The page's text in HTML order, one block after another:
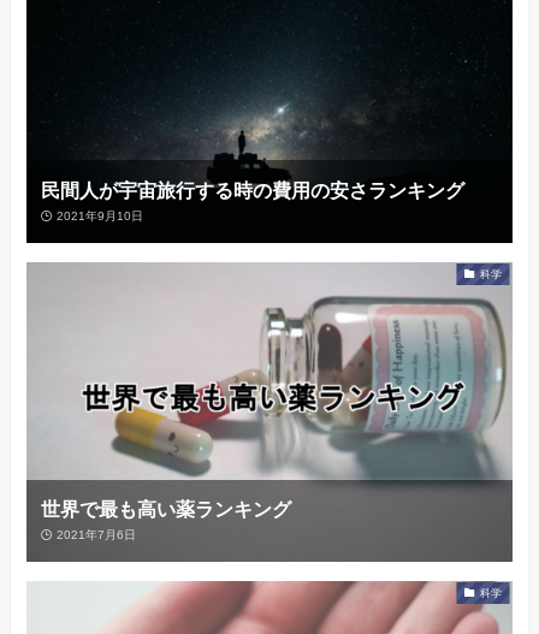
民間人が宇宙旅行する時の費用の安さランキング
2021年9月10日
科学
世界で最も高い薬ランキング
2021年7月6日
科学